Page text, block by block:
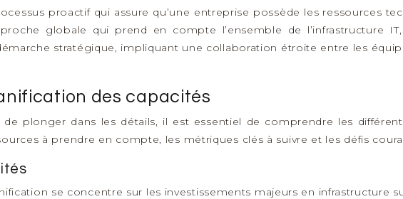
proactif qui assure qu’une entreprise possède les ressources
globale qui prend en compte l’ensemble de l’infrastructure
stratégique, impliquant une collaboration étroite entre les
des capacités
plonger dans les détails, il est essentiel de comprendre les
à prendre en compte, les métriques clés à suivre et les défis
se concentre sur les investissements majeurs en infrastructure